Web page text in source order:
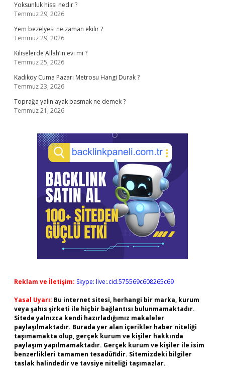
Yoksunluk hissi nedir ?
Temmuz 29, 2026
Yem bezelyesi ne zaman ekilir ?
Temmuz 29, 2026
Kiliselerde Allah’ın evi mi ?
Temmuz 25, 2026
Kadıköy Cuma Pazarı Metrosu Hangi Durak ?
Temmuz 23, 2026
Toprağa yalın ayak basmak ne demek ?
Temmuz 21, 2026
Reklam ve İletişim: Skype: live:.cid.575569c608265c69
Yasal Uyarı: Bu internet sitesi, herhangi bir marka, kurum
veya şahıs şirketi ile hiçbir bağlantısı bulunmamaktadır.
Sitede yalnızca kendi hazırladığımız makaleler
paylaşılmaktadır. Burada yer alan içerikler haber niteliği
taşımamakta olup, gerçek kurum ve kişiler hakkında
paylaşım yapılmamaktadır. Gerçek kurum ve kişiler ile isim
benzerlikleri tamamen tesadüfidir. Sitemizdeki bilgiler
taslak halindedir ve tavsiye niteliği taşımazlar.